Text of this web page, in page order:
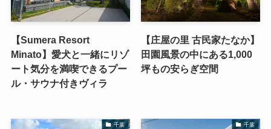
【Sumera Resort
Minato】愛犬と一緒にリゾ
ート気分を満喫できるプー
ル・サウナ付きヴィラ
【庄屋の里 古民家たなか】
田園風景の中にある1,000
坪もの安らぎ空間
千葉 千葉